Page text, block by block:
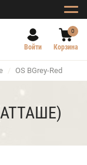
Войти
0
Корзина
/ OS BGrey-Red